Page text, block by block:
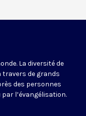
La diversité de
travers de grands
des personnes
l’évangélisation.